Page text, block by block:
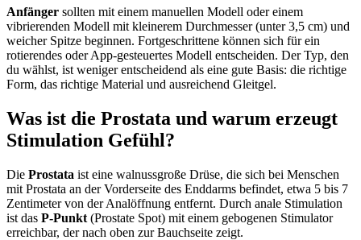
Anfänger sollten mit einem manuellen Modell oder einem
vibrierenden Modell mit kleinerem Durchmesser (unter 3,5 cm) und
weicher Spitze beginnen. Fortgeschrittene können sich für ein
rotierendes oder App-gesteuertes Modell entscheiden. Der Typ, den
du wählst, ist weniger entscheidend als eine gute Basis: die richtige
Form, das richtige Material und ausreichend Gleitgel.
Was ist die Prostata und warum erzeugt
Stimulation Gefühl?
Die Prostata ist eine walnussgroße Drüse, die sich bei Menschen
mit Prostata an der Vorderseite des Enddarms befindet, etwa 5 bis 7
Zentimeter von der Analöffnung entfernt. Durch anale Stimulation
ist das P-Punkt (Prostate Spot) mit einem gebogenen Stimulator
erreichbar, der nach oben zur Bauchseite zeigt.